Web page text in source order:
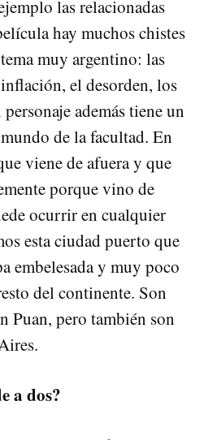
las relacionadas
hay muchos chistes
muy argentino: las
el desorden, los
además tiene un
de la facultad. En
viene de afuera y que
porque vino de
ocurrir en cualquier
esta ciudad puerto que
embelesada y muy poco
del continente. Son
Puan, pero también son
a dos?